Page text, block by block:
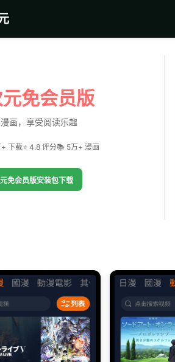
元免会员版
画，享受阅读乐趣
下载⭐ 4.8 评分📚 5万+ 漫画
免会员版安装包下载